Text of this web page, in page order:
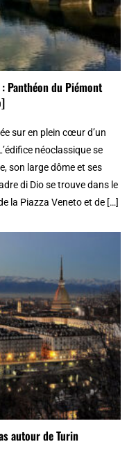
Panthéon du Piémont
sur en plein cœur d’un
néoclassique se
son large dôme et ses
di Dio se trouve dans le
la Piazza Veneto et de […]
autour de Turin